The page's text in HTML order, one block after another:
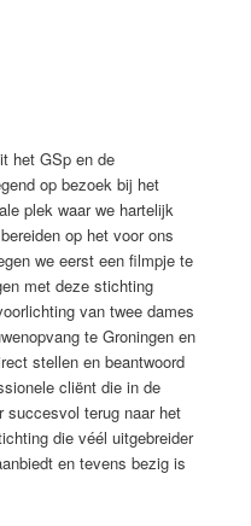
het GSp en de
op bezoek bij het
plek waar we hartelijk
op het voor ons
we eerst een filmpje te
met deze stichting
van twee dames
te Groningen en
stellen en beantwoord
cliënt die in de
succesvol terug naar het
die véél uitgebreider
en tevens bezig is